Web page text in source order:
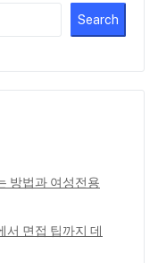
Search
방법과 여성전용
서 면접 팁까지 데